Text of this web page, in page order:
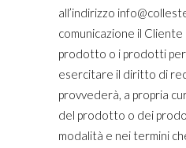
all’indirizzo
comunicazione il
prodotto o i prodotti
esercitare il diritto di
provvederà, a propria
del prodotto o dei
modalità e nei termini